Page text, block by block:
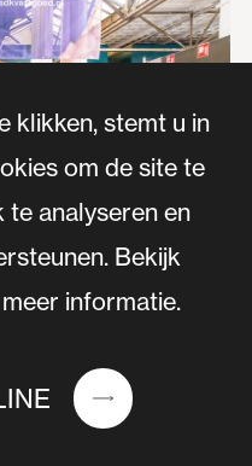
klikken, stemt u in
om de site te
analyseren en
Bekijk
informatie.